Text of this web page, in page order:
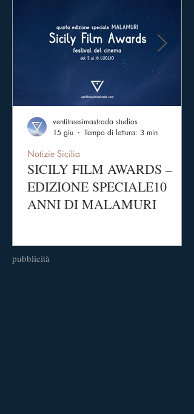
SICILY FILM AWARDS –
EDIZIONE SPECIALE10
ANNI DI MALAMURI
Notizie Sicilia
ventitreesimastrada studios
15 giu
Tempo di lettura: 3 min
pubblicità